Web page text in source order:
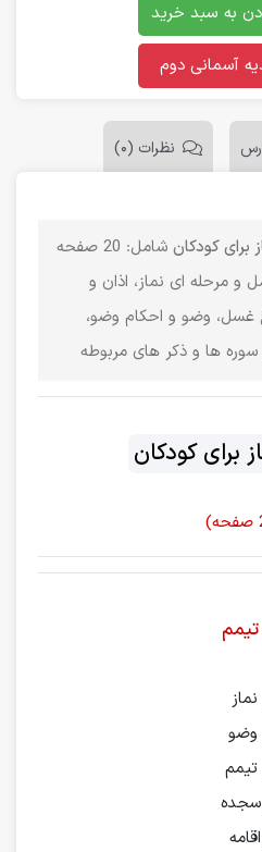
به سبد خرید
آسمانی دوم
نظرات (0)
برای کودکان
شامل: 20 صفحه
و مرحله ای نماز، اذان و
غسل، وضو و احکام وضو،
ها و ذکر های مربوطه
برای کودکان
وضو
سجده